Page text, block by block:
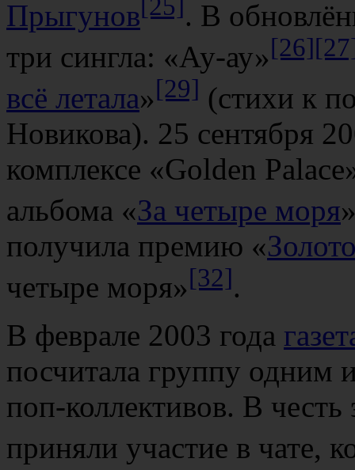
Прыгунов [25] . В
три сингла: «Ау-ау»[26]
всё летала»[29] (стихи к
Новикова). 25 сентября
комплексе «Golden
альбома «За четыре моря
получила премию «
четыре моря»[32].
В феврале 2003 года
посчитала группу одним
поп-коллективов. В честь
приняли участие в чате,